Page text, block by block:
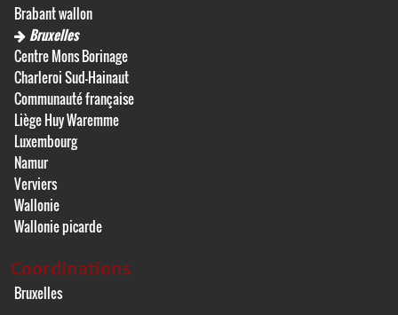
Brabant wallon
Bruxelles
Centre Mons Borinage
Charleroi Sud-Hainaut
Communauté française
Liège Huy Waremme
Luxembourg
Namur
Verviers
Wallonie
Wallonie picarde
Coordinations
Bruxelles